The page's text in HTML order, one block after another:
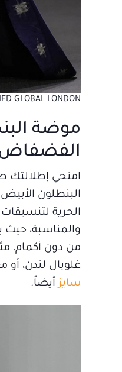
GLOBAL LONDON
موضة
امنحي إطلالتك
البنطلون
الحرية
والمناسبة،
من دون أكمام،
غلوبال لندن، أو
سايز أيضاً.